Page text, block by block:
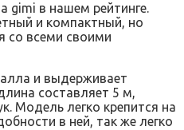
gimi в нашем рейтинге.
и компактный, но
со всеми своими
и выдерживает
составляет 5 м,
Модель легко крепится на
в ней, так же легко